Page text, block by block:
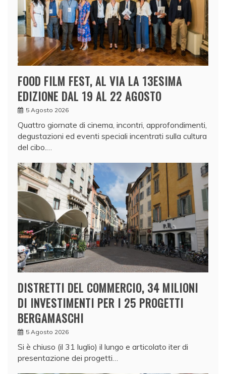
FOOD FILM FEST, AL VIA LA 13ESIMA
EDIZIONE DAL 19 AL 22 AGOSTO
5 Agosto 2026
Quattro giornate di cinema, incontri, approfondimenti,
degustazioni ed eventi speciali incentrati sulla cultura
del cibo.…
DISTRETTI DEL COMMERCIO, 34 MILIONI
DI INVESTIMENTI PER I 25 PROGETTI
BERGAMASCHI
5 Agosto 2026
Si è chiuso (il 31 luglio) il lungo e articolato iter di
presentazione dei progetti…